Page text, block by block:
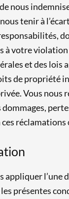
nous
tenir à
à votre
et des lois
de propriété
Vous nous
ces
appliquer l’une
présentes